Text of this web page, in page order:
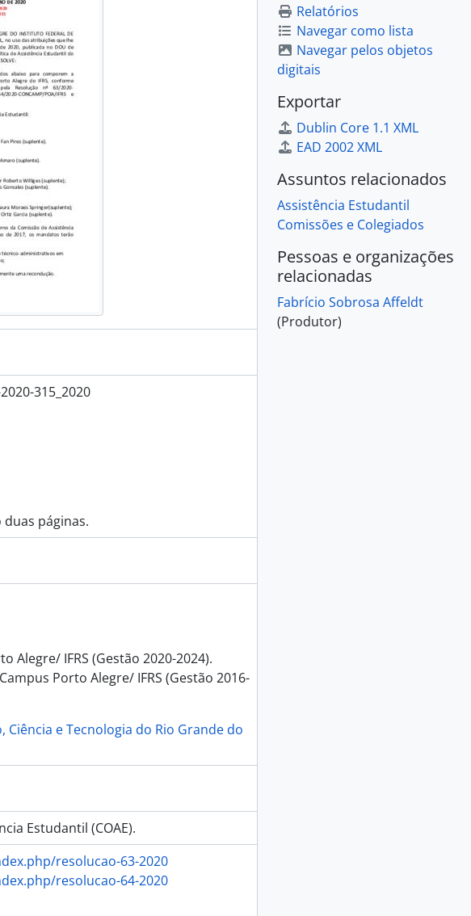
2020-315_2020
páginas.
Alegre/ IFRS (Gestão 2020-2024).
Porto Alegre/ IFRS (Gestão 2016-
Ciência e Tecnologia do Rio Grande do
Estudantil (COAE).
resolucao-63-2020
resolucao-64-2020
Relatórios
Navegar como lista
Navegar pelos objetos
digitais
Exportar
Dublin Core 1.1 XML
EAD 2002 XML
Assuntos relacionados
Assistência Estudantil
Comissões e Colegiados
Pessoas e organizações
relacionadas
Fabrício Sobrosa Affeldt
(Produtor)